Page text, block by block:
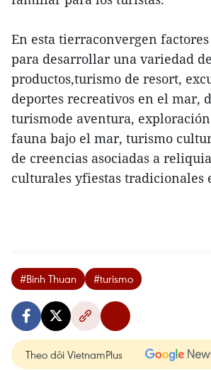
En esta tierraconvergen
para desarrollar una variedad de
productos,turismo de resort,
deportes recreativos en el mar,
turismode aventura,
fauna bajo el mar, turismo
de creencias asociadas a
culturales yfiestas tradicionales
#Binh Thuan #turismo
Theo dõi VietnamPlus